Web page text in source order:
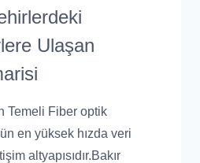
Ulaşan
Temeli Fiber optik
en yüksek hızda veri
altyapısıdır.Bakır